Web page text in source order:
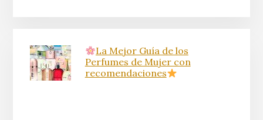
La Mejor Guía de los
Perfumes de Mujer con
recomendaciones